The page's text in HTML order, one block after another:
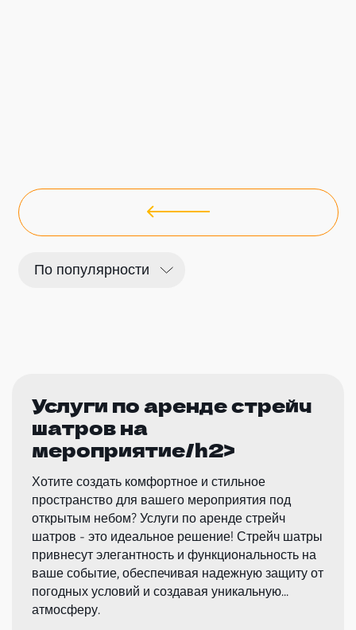
Услуги по аренде стрейч
шатров на
мероприятие/h2>
Хотите создать комфортное и стильное
пространство для вашего мероприятия под
открытым небом? Услуги по аренде стрейч
шатров - это идеальное решение! Стрейч шатры
привнесут элегантность и функциональность на
ваше событие, обеспечивая надежную защиту от
погодных условий и создавая уникальную
атмосферу.